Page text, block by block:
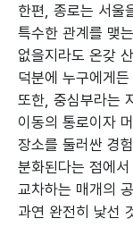
한편, 종로는 서울
특수한 관계를 맺
없을지라도 온갖
덕분에 누구에게
또한, 중심부라는
이동의 통로이자
장소를 둘러싼 경
분화된다는 점에
교차하는 매개의
과연 완전히 낯선